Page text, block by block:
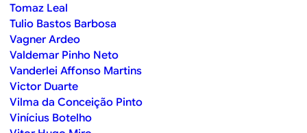
Tomaz Leal
Tulio Bastos Barbosa
Vagner Ardeo
Valdemar Pinho Neto
Vanderlei Affonso Martins
Victor Duarte
Vilma da Conceição Pinto
Vinícius Botelho